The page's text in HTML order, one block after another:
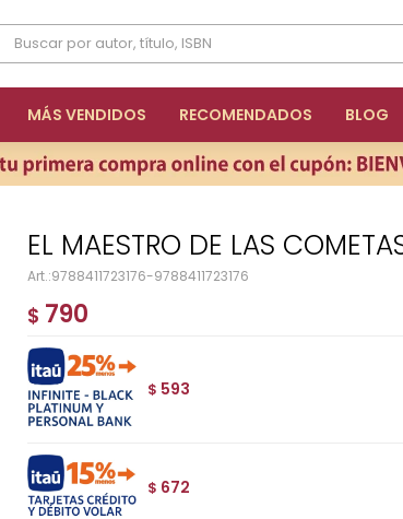
MÁS VENDIDOS RECOMENDADOS BLOG
EL MAESTRO DE LAS
9788411723176-9788411723176
$ 790
$ 593
$ 672